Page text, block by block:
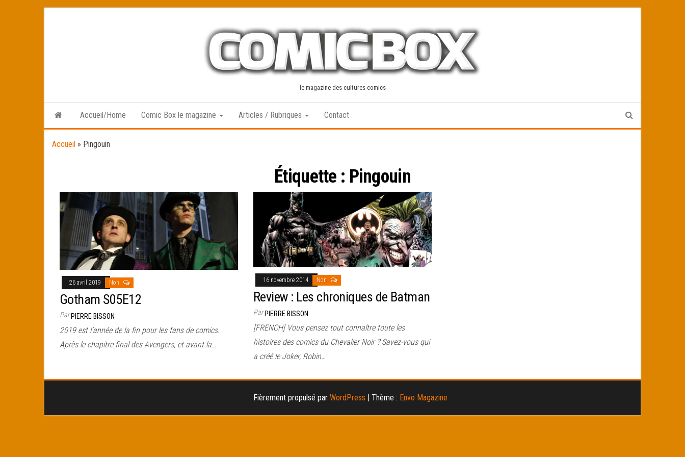
le magazine des cultures comics
Accueil/Home Comic Box le magazine Articles / Rubriques Contact
Accueil » Pingouin
Étiquette : Pingouin
26 avril 2019 Non
Gotham S05E12
ParPIERRE BISSON
2019 est l’année de la fin pour les fans de comics.
Après le chapitre final des Avengers, et avant la…
16 novembre 2014 Non
Review : Les chroniques de Batman
ParPIERRE BISSON
[FRENCH] Vous pensez tout connaître toute les
histoires des comics du Chevalier Noir ? Savez-vous qui
a créé le Joker, Robin…
Fièrement propulsé par WordPress | Thème : Envo Magazine